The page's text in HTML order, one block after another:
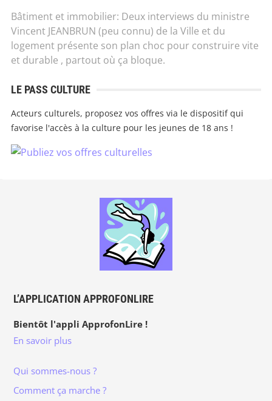
Bâtiment et immobilier: Deux interviews du ministre
Vincent JEANBRUN (peu connu) de la Ville et du
logement présente son plan choc pour construire vite
et durable , partout où ça bloque.
LE PASS CULTURE
Acteurs culturels, proposez vos offres via le dispositif qui
favorise l'accès à la culture pour les jeunes de 18 ans !
L’APPLICATION APPROFONLIRE
Bientôt l'appli ApprofonLire !
En savoir plus
Qui sommes-nous ?
Comment ça marche ?